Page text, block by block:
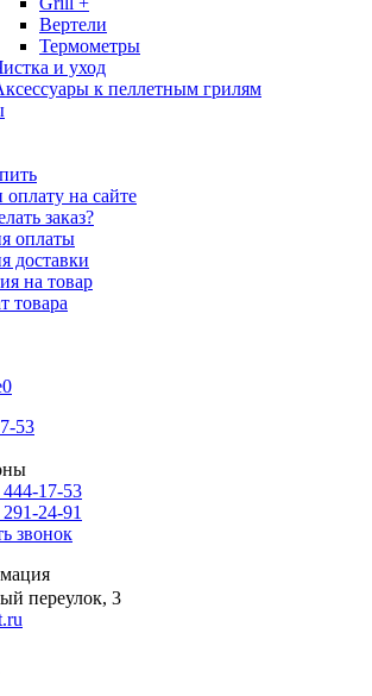
Вертели
Термометры
и уход
к пеллетным грилям
оплату на сайте
заказ?
оплаты
доставки
на товар
товара
0
53
17-53
24-91
звонок
переулок, 3